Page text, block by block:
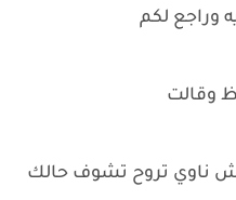
وراجع لكم
وقالت
مش ناوي تروح تشوف حالك